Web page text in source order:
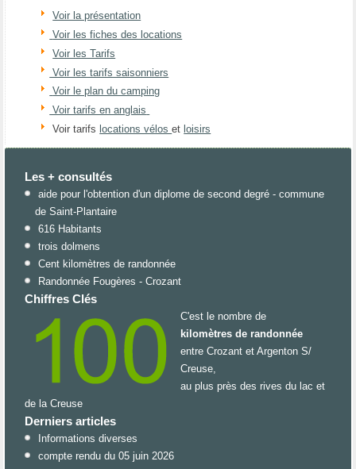
Voir la présentation
Voir les fiches des locations
Voir les Tarifs
Voir les tarifs saisonniers
Voir le plan du camping
Voir tarifs en anglais
Voir tarifslocations vélosetloisirs
Les + consultés
aide pour l'obtention d'un diplome de second degré - commune
de Saint-Plantaire
616 Habitants
trois dolmens
Cent kilomètres de randonnée
Randonnée Fougères - Crozant
Chiffres Clés
C'est le nombre de
kilomètres de randonnée
entre Crozant et Argenton S/
Creuse,
au plus près des rives du lac et
de la Creuse
Derniers articles
Informations diverses
compte rendu du 05 juin 2026